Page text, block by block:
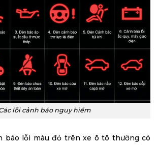
lỗi cảnh báo nguy hiểm
báo lỗi màu đỏ trên xe ô tô thường có